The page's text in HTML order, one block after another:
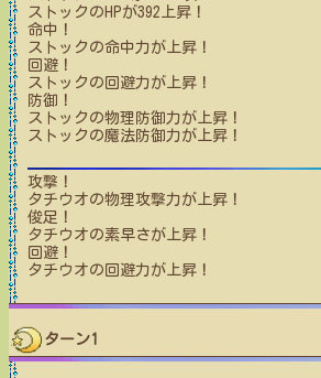
ストック のHPが392 上昇！
命中！
ストック の命中力が上昇！
回避！
ストック の回避力が上昇！
防御！
ストック の物理防御力が上昇！
ストック の魔法防御力が上昇！
攻撃！
タチウオの物理攻撃力が上昇！
俊足！
タチウオの素早さが上昇！
回避！
タチウオの回避力が上昇！
ターン1